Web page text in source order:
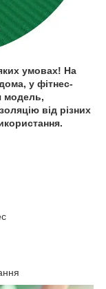
умовах! На
у фітнес-
модель,
від різних